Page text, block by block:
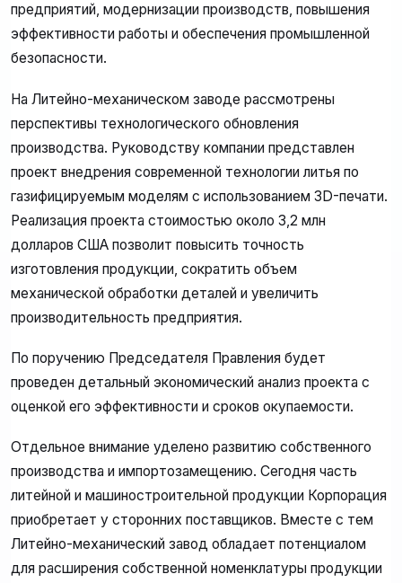
предприятий, модернизации производств, повышения
эффективности работы и обеспечения промышленной
безопасности.
На Литейно-механическом заводе рассмотрены
перспективы технологического обновления
производства. Руководству компании представлен
проект внедрения современной технологии литья по
газифицируемым моделям с использованием 3D-печати.
Реализация проекта стоимостью около 3,2 млн
долларов США позволит повысить точность
изготовления продукции, сократить объем
механической обработки деталей и увеличить
производительность предприятия.
По поручению Председателя Правления будет
проведен детальный экономический анализ проекта с
оценкой его эффективности и сроков окупаемости.
Отдельное внимание уделено развитию собственного
производства и импортозамещению. Сегодня часть
литейной и машиностроительной продукции Корпорация
приобретает у сторонних поставщиков. Вместе с тем
Литейно-механический завод обладает потенциалом
для расширения собственной номенклатуры продукции